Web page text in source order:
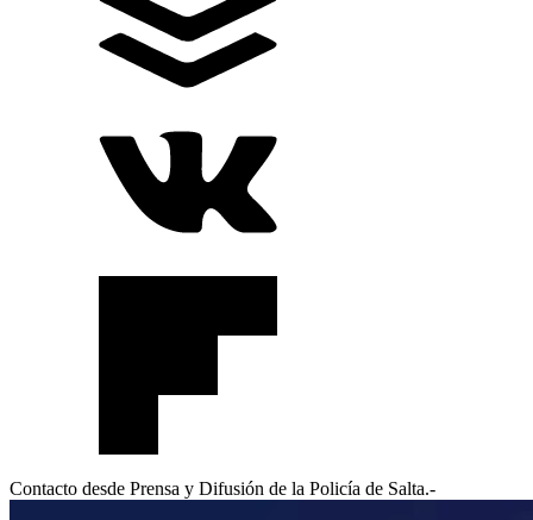
Contacto desde Prensa y Difusión de la Policía de Salta.-